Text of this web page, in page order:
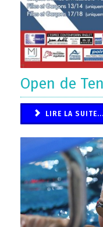
Open de
LIRE LA SUITE...